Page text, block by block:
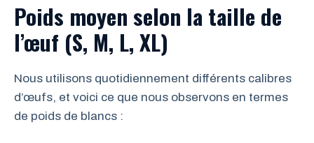
Poids moyen selon la taille de
l’œuf (S, M, L, XL)
Nous utilisons quotidiennement différents calibres
d’œufs, et voici ce que nous observons en termes
de poids de blancs :